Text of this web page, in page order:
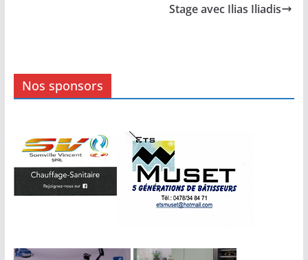
Stage avec Ilias Iliadis
Nos sponsors